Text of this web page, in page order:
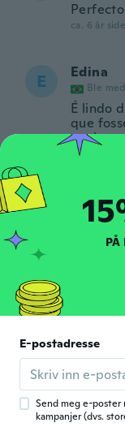
Perfecto
ca. 6 år
E Edina
Ble
É lindo
que
pedras
ca. 6 år
Ble
Muito
V Ble med
ca. 6 år
PÅ
E-postadresse
Send meg e-poster
kampanjer (dvs.